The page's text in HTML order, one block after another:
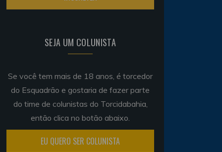
SEJA UM COLUNISTA
Se você tem mais de 18 anos, é torcedor
do Esquadrão e gostaria de fazer parte
do time de colunistas do Torcidabahia,
então clica no botão abaixo.
EU QUERO SER COLUNISTA